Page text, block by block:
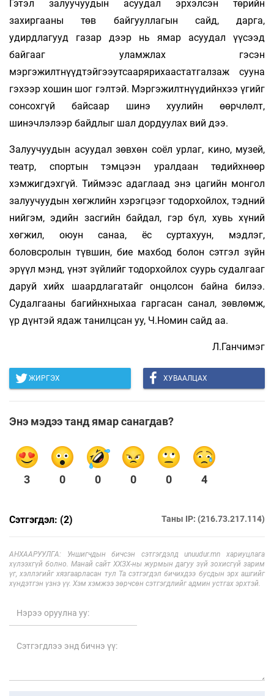
Гэтэл залуучуудын асуудал эрхэлсэн төрийн
захиргааны төв байгууллагын сайд, дарга,
удирдлагууд газар дээр нь ямар асуудал үүсээд
байгааг уламжлах гэсэн
мэргэжилтнүүдтэйгээутсаарярихаастатгалзаж сууна
гэхээр хошин шог гэлтэй. Мэргэжилтнүүдийнхээ үгийг
сонсохгүй байсаар шинэ хуулийн өөрчлөлт,
шинэчлэлээр байдлыг шал дордуулах вий дээ.
Залуучуудын асуудал зөвхөн соёл урлаг, кино, музей,
театр, спортын тэмцээн уралдаан төдийхнөөр
хэмжигдэхгүй. Тиймээс адаглаад энэ цагийн монгол
залуучуудын хөгжлийн хэрэгцээг тодорхойлох, тэдний
нийгэм, эдийн засгийн байдал, гэр бүл, хувь хүний
хөгжил, оюун санаа, ёс суртахуун, мэдлэг,
боловсролын түвшин, бие махбод болон сэтгэл зүйн
эрүүл мэнд, үнэт зүйлийг тодорхойлох суурь судалгааг
даруй хийх шаардлагатайг онцолсон байна билээ.
Судалгааны багийнхныхаа гаргасан санал, зөвлөмж,
үр дүнтэй ядаж танилцсан уу, Ч.Номин сайд аа.
Л.Ганчимэг
ЖИРГЭХ ХУВААЛЦАХ
Энэ мэдээ танд ямар санагдав?
3 0 0 0 0 4
Сэтгэгдэл: (2) Таны IP: (216.73.217.114)
АНХААРУУЛГА: Уншигчдын бичсэн сэтгэгдэлд unuudur.mn хариуцлага
хүлээхгүй болно. Манай сайт ХХЗХ-ны журмын дагуу зүй зохисгүй зарим
үг, хэллэгийг хязгаарласан тул Та сэтгэгдэл бичихдээ бусдын эрх ашгийг
хүндэтгэн үзнэ үү. Хэм хэмжээ зөрчсөн сэтгэгдлийг админ устгах эрхтэй.